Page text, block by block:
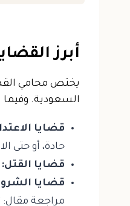
أبرز
يختص محامي
السعودية. وفيما
قضايا
حادة، أو حتى
قضايا القتل:
قضايا
مراجعة مقال: